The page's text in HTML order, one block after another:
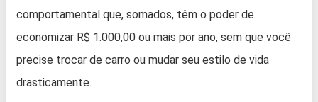
comportamental que, somados, têm o poder de
economizar R$ 1.000,00 ou mais por ano, sem que você
precise trocar de carro ou mudar seu estilo de vida
drasticamente.